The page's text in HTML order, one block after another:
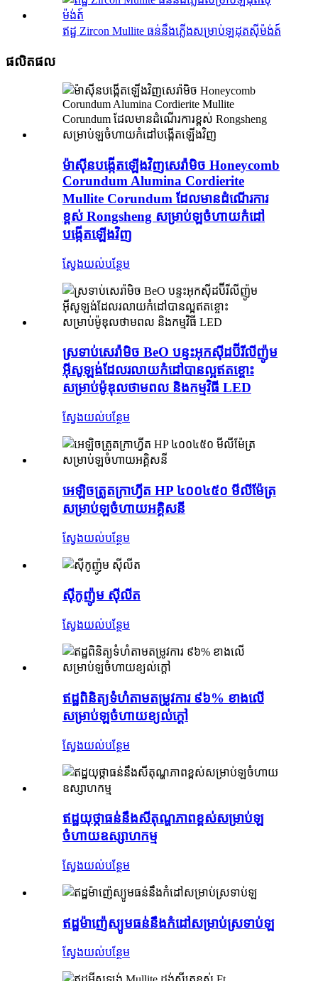
ឥដ្ឋ Zircon Mullite ធន់នឹងភ្លើងសម្រាប់ឡដុតស៊ីម៉ង់ត៍
ផលិតផល
ម៉ាស៊ីនបង្កើតឡើងវិញសេរ៉ាមិច Honeycomb
Corundum Alumina Cordierite
Mullite Corundum ដែលមានដំណើរការ
ខ្ពស់ Rongsheng សម្រាប់ឡចំហាយកំដៅ
បង្កើតឡើងវិញ
ស្វែងយល់បន្ថែម
ស្រទាប់សេរ៉ាមិច BeO បន្ទះអុកស៊ីដប៊ីរីលីញ៉ូម
អ៊ីសូឡង់ដែលរលាយកំដៅបានល្អឥតខ្ចោះ
សម្រាប់ម៉ូឌុលថាមពល និងកម្មវិធី LED
ស្វែងយល់បន្ថែម
អេឡិចត្រូតក្រាហ្វីត HP ៤០០៤៥០ មីលីម៉ែត្រ
សម្រាប់ឡចំហាយអគ្គិសនី
ស្វែងយល់បន្ថែម
ស៊ីកូញ៉ូម ស៊ីលីត
ស្វែងយល់បន្ថែម
ឥដ្ឋពិនិត្យទំហំតាមតម្រូវការ ៩៦% ខាងលើ
សម្រាប់ឡចំហាយខ្យល់ក្តៅ
ស្វែងយល់បន្ថែម
ឥដ្ឋយុថ្កាធន់នឹងសីតុណ្ហភាពខ្ពស់សម្រាប់ឡ
ចំហាយឧស្សាហកម្ម
ស្វែងយល់បន្ថែម
ឥដ្ឋម៉ាញ៉េស្យូមធន់នឹងកំដៅសម្រាប់ស្រទាប់ឡ
ស្វែងយល់បន្ថែម